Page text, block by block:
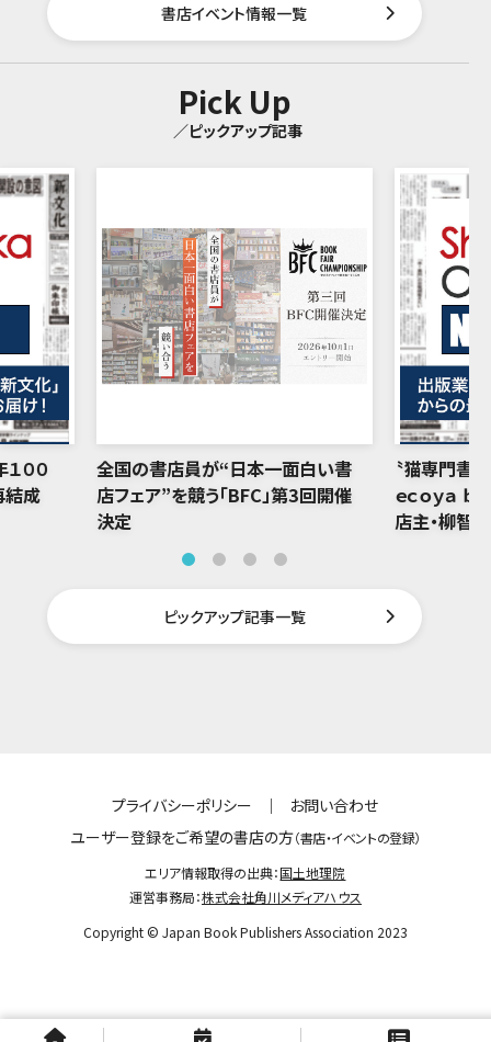
書店イベント情報一覧
Pick Up
／ピックアップ記事
００
結成
全国の書店員が“日本一面白い書
店フェア”を競う「BFC」第3回開催
決定
〝猫専門書
ｅｃｏｙａ ｂ
店主・柳智
ピックアップ記事一覧
プライバシーポリシー ｜
お問い合わせ
ユーザー登録をご希望の書店の方（書店・イベントの登録）
エリア情報取得の出典：国土地理院
運営事務局：株式会社角川メディアハウス
Copyright © Japan Book Publishers Association 2023